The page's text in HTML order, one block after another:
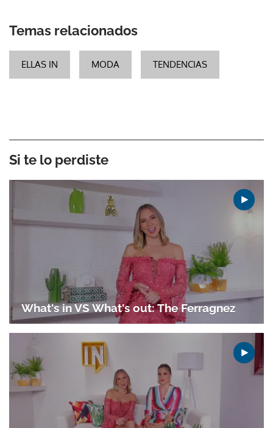
Temas relacionados
ELLAS IN MODA TENDENCIAS
Si te lo perdiste
What's in VS What's out: The Ferragnez